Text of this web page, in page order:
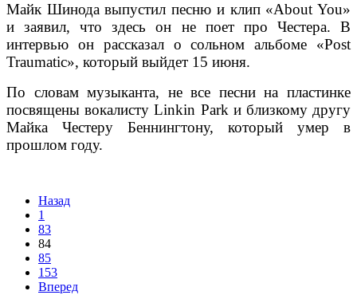
Майк Шинода выпустил песню и клип «About You»
и заявил, что здесь он не поет про Честера. В
интервью он рассказал о сольном альбоме «Post
Traumatic», который выйдет 15 июня.
По словам музыканта, не все песни на пластинке
посвящены вокалисту Linkin Park и близкому другу
Майка Честеру Беннингтону, который умер в
прошлом году.
Назад
1
83
84
85
153
Вперед